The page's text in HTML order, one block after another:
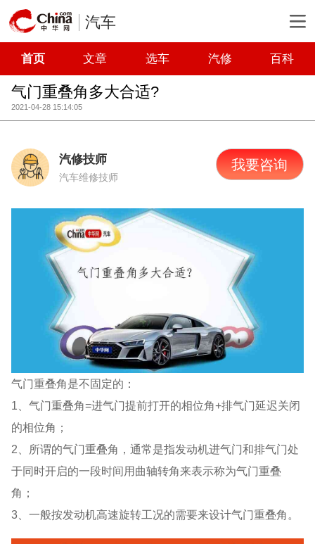
汽车
首页 文章 选车 汽修 百科
气门重叠角多大合适?
2021-04-28 15:14:05
汽修技师
汽车维修技师
我要咨询
气门重叠角是不固定的：
1、气门重叠角=进气门提前打开的相位角+排气门延迟关闭
的相位角；
2、所谓的气门重叠角，通常是指发动机进气门和排气门处
于同时开启的一段时间用曲轴转角来表示称为气门重叠
角；
3、一般按发动机高速旋转工况的需要来设计气门重叠角。